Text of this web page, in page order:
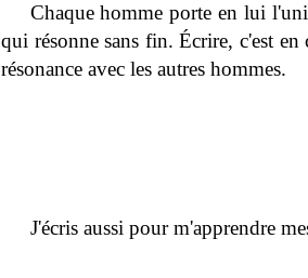
Chaque homme porte en lui
qui résonne sans fin. Écrire, c'est
résonance avec les autres hommes.
J'écris aussi pour m'apprendre